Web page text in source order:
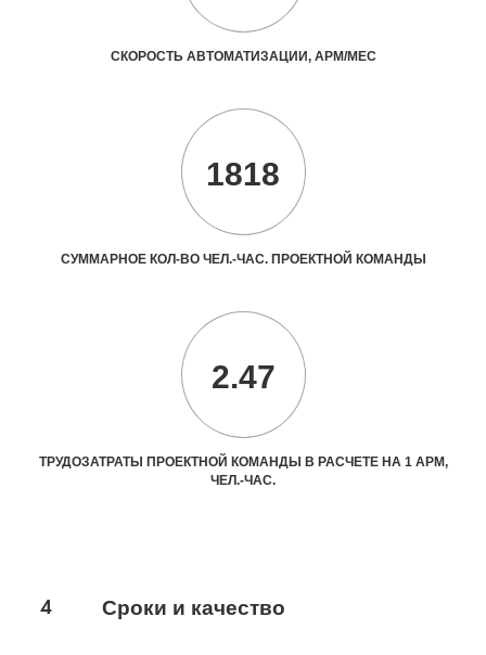
СКОРОСТЬ АВТОМАТИЗАЦИИ, АРМ/МЕС
1818
СУММАРНОЕ КОЛ-ВО ЧЕЛ.-ЧАС. ПРОЕКТНОЙ КОМАНДЫ
2.47
ТРУДОЗАТРАТЫ ПРОЕКТНОЙ КОМАНДЫ В РАСЧЕТЕ НА 1 АРМ,
ЧЕЛ.-ЧАС.
4 Сроки и качество